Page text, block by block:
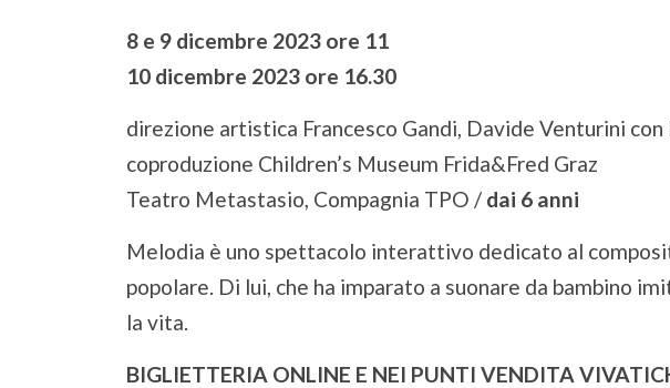
8 e 9 dicembre 2023 ore 11
10 dicembre 2023 ore 16.30
direzione artistica Francesco Gandi, Davide Venturini
coproduzione Children’s Museum Frida&Fred Graz
Teatro Metastasio, Compagnia TPO / dai 6 anni
Melodia è uno spettacolo interattivo dedicato al
popolare. Di lui, che ha imparato a suonare da bambino
la vita.
BIGLIETTERIA ONLINE E NEI PUNTI VENDITA